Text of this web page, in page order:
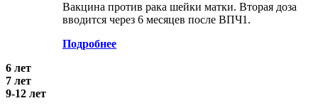
Вакцина против рака шейки матки. Вторая доза
вводится через 6 месяцев после ВПЧ1.
Подробнее
6 лет
7 лет
9-12 лет